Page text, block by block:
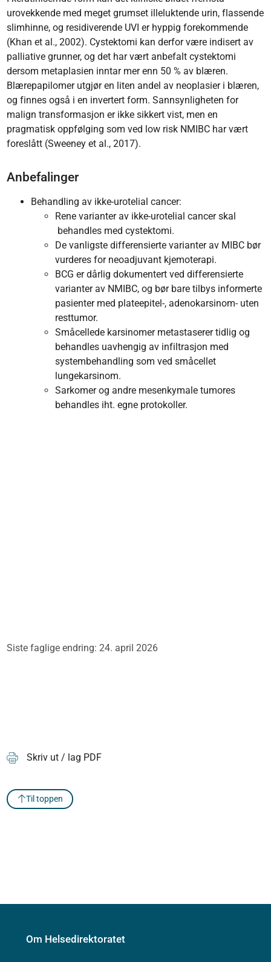
urovekkende med meget grumset illeluktende urin, flassende
slimhinne, og residiverende UVI er hyppig forekommende
(Khan et al., 2002). Cystektomi kan derfor være indisert av
palliative grunner, og det har vært anbefalt cystektomi
dersom metaplasien inntar mer enn 50 % av blæren.
Blærepapilomer utgjør en liten andel av neoplasier i blæren,
og finnes også i en invertert form. Sannsynligheten for
malign transformasjon er ikke sikkert vist, men en
pragmatisk oppfølging som ved low risk NMIBC har vært
foreslått (Sweeney et al., 2017).
Anbefalinger
Behandling av ikke-urotelial cancer:
Rene varianter av ikke-urotelial cancer skal
behandles med cystektomi.
De vanligste differensierte varianter av MIBC bør
vurderes for neoadjuvant kjemoterapi.
BCG er dårlig dokumentert ved differensierte
varianter av NMIBC, og bør bare tilbys informerte
pasienter med plateepitel-, adenokarsinom- uten
resttumor.
Småcellede karsinomer metastaserer tidlig og
behandles uavhengig av infiltrasjon med
systembehandling som ved småcellet
lungekarsinom.
Sarkomer og andre mesenkymale tumores
behandles iht. egne protokoller.
Siste faglige endring: 24. april 2026
Skriv ut / lag PDF
Til toppen
Om Helsedirektoratet